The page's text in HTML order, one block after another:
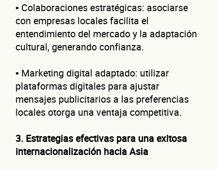
• Colaboraciones estratégicas: asociarse
con empresas locales facilita el
entendimiento del mercado y la adaptación
cultural, generando confianza.
• Marketing digital adaptado: utilizar
plataformas digitales para ajustar
mensajes publicitarios a las preferencias
locales otorga una ventaja competitiva.
3. Estrategias efectivas para una exitosa
internacionalización hacia Asia